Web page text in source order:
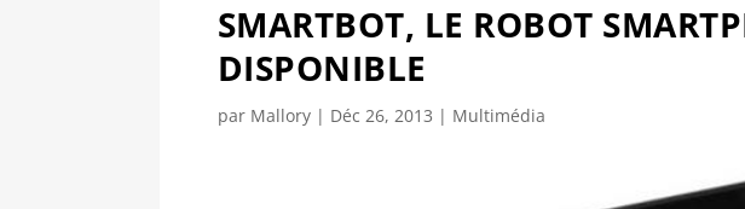
SMARTBOT, LE ROBOT
DISPONIBLE
par Mallory| Déc 26, 2013 | Multimédia